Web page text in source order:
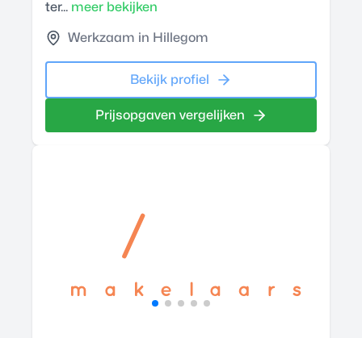
ter... meer bekijken
Werkzaam in Hillegom
Bekijk profiel
Prijsopgaven vergelijken